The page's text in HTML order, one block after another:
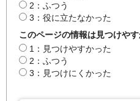
2：ふつう
3：役に立たなかった
このページの情報は見つけや
1：見つけやすかった
2：ふつう
3：見つけにくかった